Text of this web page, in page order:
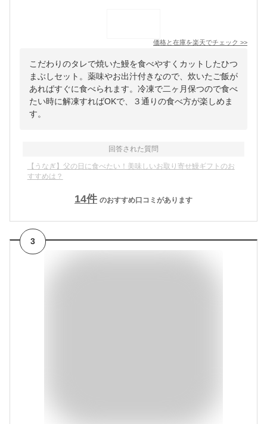
価格と在庫を楽天でチェック >>
こだわりのタレで焼いた鰻を食べやすくカットしたひつ
まぶしセット。薬味やお出汁付きなので、炊いたご飯が
あればすぐに食べられます。冷凍で二ヶ月保つので食べ
たい時に解凍すればOKで、３通りの食べ方が楽しめま
す。
回答された質問
【うなぎ】父の日に食べたい！美味しいお取り寄せ鰻ギフトのお
すすめは？
14件 のおすすめ口コミがあります
3